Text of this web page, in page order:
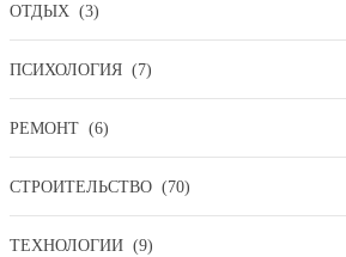
ОТДЫХ (3)
ПСИХОЛОГИЯ (7)
РЕМОНТ (6)
СТРОИТЕЛЬСТВО (70)
ТЕХНОЛОГИИ (9)